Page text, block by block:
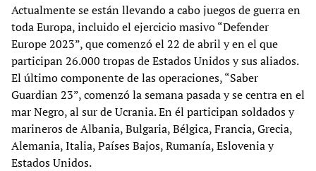
Actualmente se están llevando a cabo juegos de guerra en
toda Europa, incluido el ejercicio masivo “Defender
Europe 2023”, que comenzó el 22 de abril y en el que
participan 26.000 tropas de Estados Unidos y sus aliados.
El último componente de las operaciones, “Saber
Guardian 23”, comenzó la semana pasada y se centra en el
mar Negro, al sur de Ucrania. En él participan soldados y
marineros de Albania, Bulgaria, Bélgica, Francia, Grecia,
Alemania, Italia, Países Bajos, Rumanía, Eslovenia y
Estados Unidos.